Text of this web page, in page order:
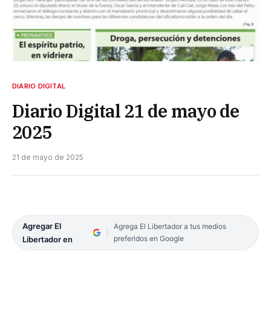
DIARIO DIGITAL
Diario Digital 21 de mayo de
2025
21 de mayo de 2025
Agregar El
Libertador en
Agrega El Libertador a tus medios
preferidos en Google